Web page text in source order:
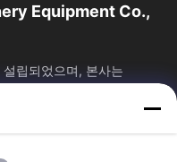
Equipment Co.,
립되었으며, 본사는
시에 위치하고 있습니다.